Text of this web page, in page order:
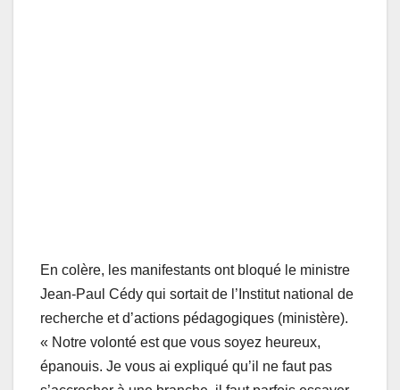
En colère, les manifestants ont bloqué le ministre
Jean-Paul Cédy qui sortait de l’Institut national de
recherche et d’actions pédagogiques (ministère).
« Notre volonté est que vous soyez heureux,
épanouis. Je vous ai expliqué qu’il ne faut pas